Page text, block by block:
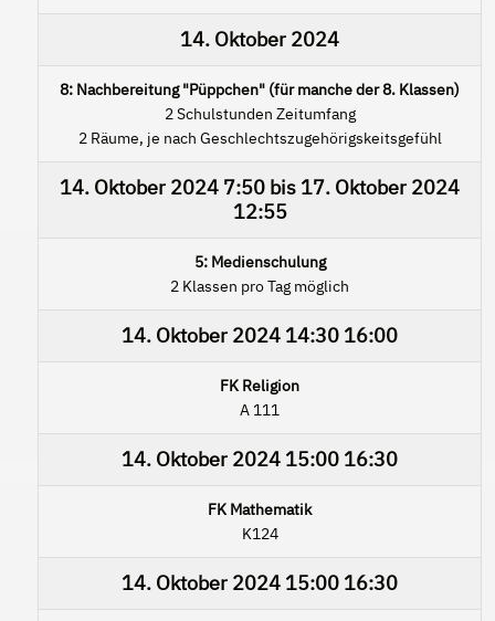
14. Oktober 2024
8: Nachbereitung "Püppchen" (für manche der 8. Klassen)
2 Schulstunden Zeitumfang
2 Räume, je nach Geschlechtszugehörigskeitsgefühl
14. Oktober 2024 7:50 bis 17. Oktober 2024
12:55
5: Medienschulung
2 Klassen pro Tag möglich
14. Oktober 2024 14:30 16:00
FK Religion
A 111
14. Oktober 2024 15:00 16:30
FK Mathematik
K124
14. Oktober 2024 15:00 16:30